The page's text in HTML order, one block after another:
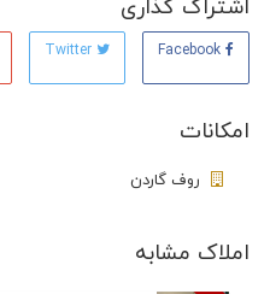
اشتراک گذاری
Twitter
امکانات
روف گاردن
املاک مشابه